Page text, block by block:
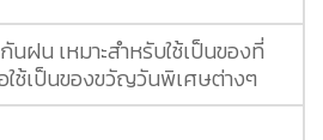
ฝน เหมาะสำหรับใช้เป็นของที่
ใช้เป็นของขวัญวันพิเศษต่างๆ